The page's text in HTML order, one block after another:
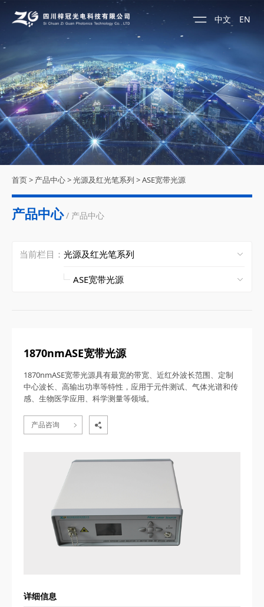
中文 EN
首页> 产品中心>光源及红光笔系列 >ASE宽带光源
产品中心 / 产品中心
当前栏目：
1870nmASE宽带光源
1870nmASE宽带光源具有最宽的带宽、近红外波长范围、定制
中心波长、高输出功率等特性，应用于元件测试、气体光谱和传
感、生物医学应用、科学测量等领域。
产品咨询
详细信息